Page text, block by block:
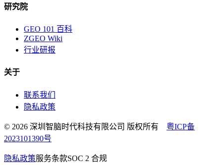
研究院
GEO 101 百科
ZGEO Wiki
行业研报
关于
联系我们
隐私政策
© 2026 深圳智脑时代科技有限公司 版权所有 粤ICP备
2023101390号
隐私政策服务条款SOC 2 合规